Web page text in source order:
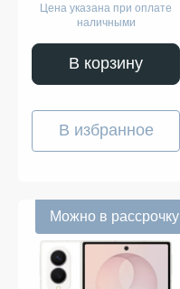
Цена указана при оплате
наличными
В корзину
В избранное
Можно в рассрочку